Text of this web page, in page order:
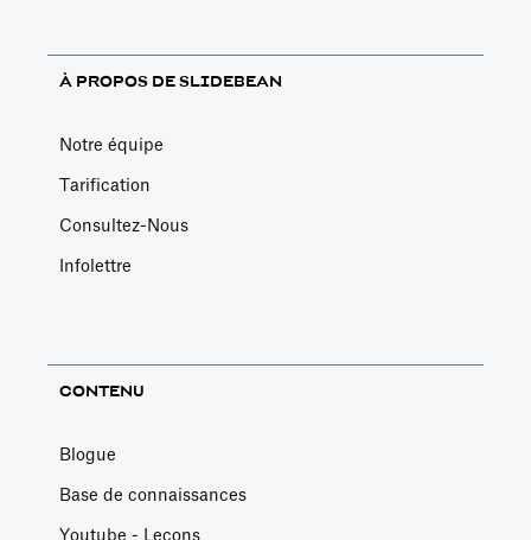
À PROPOS DE SLIDEBEAN
Notre équipe
Tarification
Consultez-Nous
Infolettre
CONTENU
Blogue
Base de connaissances
Youtube - Leçons